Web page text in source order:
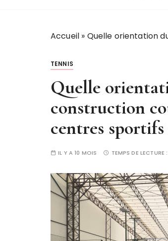
Accueil » Quelle orientation
TENNIS
Quelle
construction
centres sportifs
IL Y A 10 MOIS TEMPS DE LECTURE